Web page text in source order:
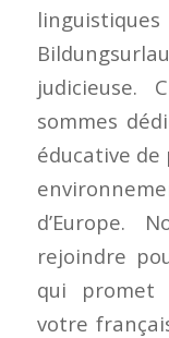
judicieuse.
sommes
éducative de
d’Europe.
rejoindre
qui promet
votre